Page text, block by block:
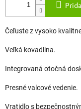
Čeľuste z vysoko
Veľká kovadlina.
Integrovaná otočná
Presné valcové vedenie.
Vratidlo s